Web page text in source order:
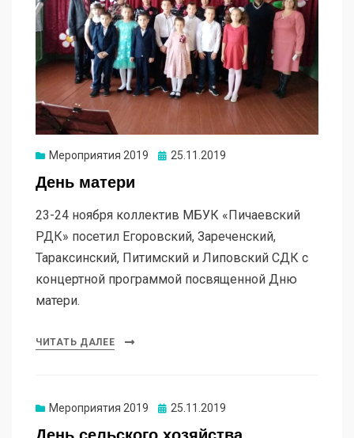
Мероприятия 2019 25.11.2019
День матери
23-24 ноября коллектив МБУК «Пичаевский
РДК» посетил Егоровский, Зареченский,
Тараксинский, Питимский и Липовский СДК с
концертной программой посвященной Дню
матери.
ЧИТАТЬ ДАЛЕЕ
Мероприятия 2019 25.11.2019